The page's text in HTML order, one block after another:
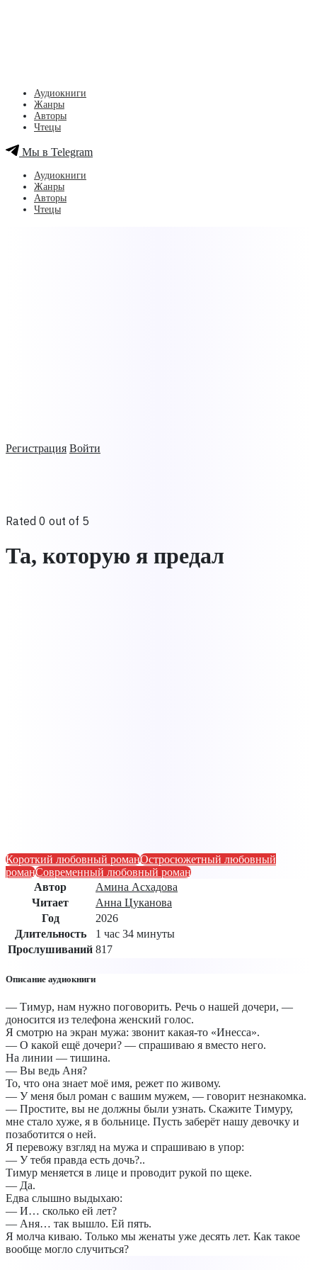
Регистрация Войти
Аудиокниги
Жанры
Авторы
Чтецы
Мы в Telegram
Аудиокниги
Жанры
Авторы
Чтецы
Rated 0 out of 5
Та, которую я предал
Короткий любовный романОстросюжетный любовный
романСовременный любовный роман
Автор
Амина Асхадова
Читает
Анна Цуканова
Год
2026
Длительность
1 час 34 минуты
Прослушиваний 817
Описание аудиокниги
— Тимур, нам нужно поговорить. Речь о нашей дочери, —
доносится из телефона женский голос.
Я смотрю на экран мужа: звонит какая‑то «Инесса».
— О какой ещё дочери? — спрашиваю я вместо него.
На линии — тишина.
— Вы ведь Аня?
То, что она знает моё имя, режет по живому.
— У меня был роман с вашим мужем, — говорит незнакомка.
— Простите, вы не должны были узнать. Скажите Тимуру,
мне стало хуже, я в больнице. Пусть заберёт нашу девочку и
позаботится о ней.
Я перевожу взгляд на мужа и спрашиваю в упор:
— У тебя правда есть дочь?..
Тимур меняется в лице и проводит рукой по щеке.
— Да.
Едва слышно выдыхаю:
— И… сколько ей лет?
— Аня… так вышло. Ей пять.
Я молча киваю. Только мы женаты уже десять лет. Как такое
вообще могло случиться?